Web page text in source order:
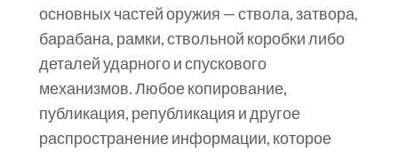
основных частей оружия — ствола, затвора,
барабана, рамки, ствольной коробки либо
деталей ударного и спускового
механизмов. Любое копирование,
публикация, републикация и другое
распространение информации, которое